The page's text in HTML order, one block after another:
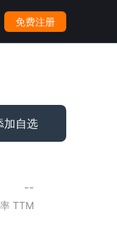
免费注册
加自选
--
TTM